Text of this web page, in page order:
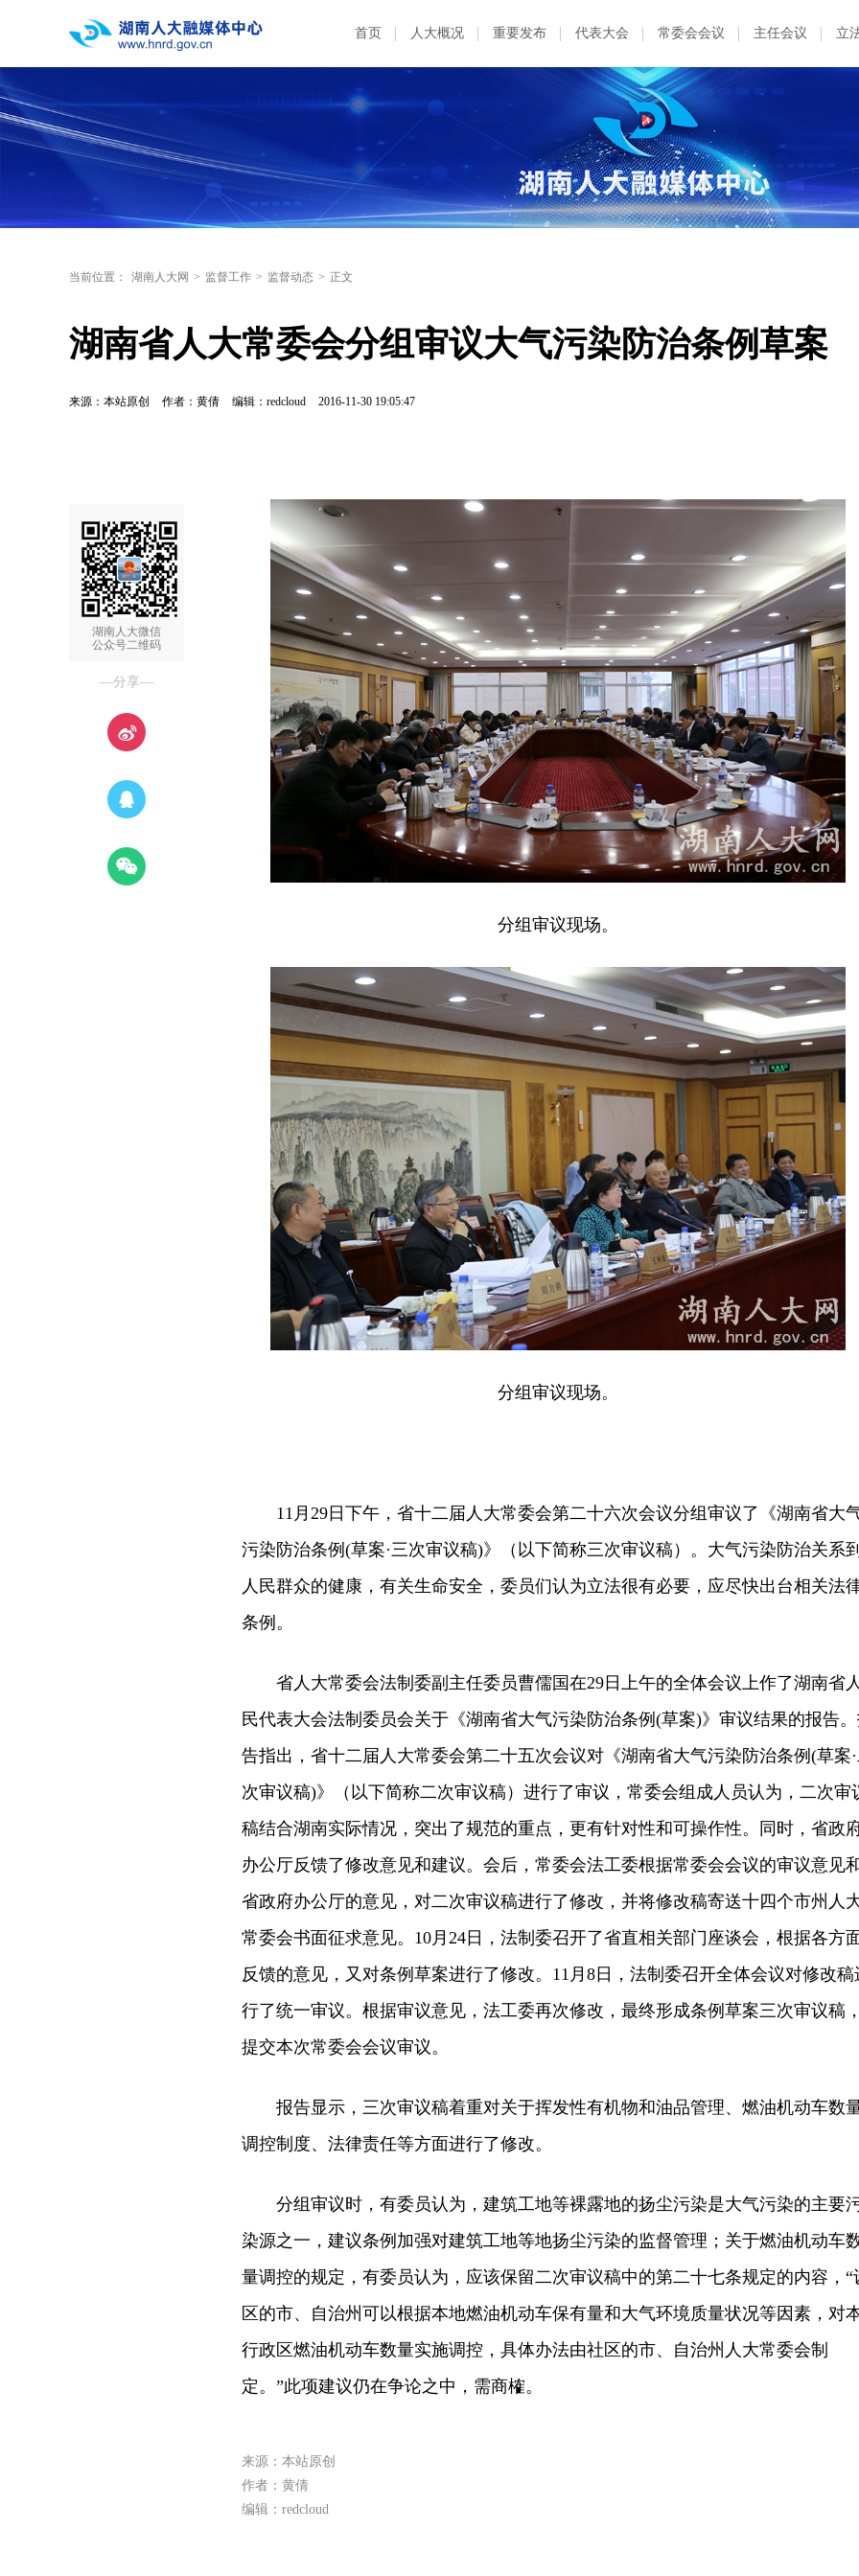
首页 人大概况 重要发布 代表大会 常委会会议 主任会议 立
当前位置： 湖南人大网 > 监督工作 > 监督动态 > 正文
湖南省人大常委会分组审议大气污染防治条例草案
来源：本站原创 作者：黄倩 编辑：redcloud 2016-11-30 19:05:47
湖南人大微信
公众号二维码
—分享—
分组审议现场。
分组审议现场。
11月29日下午，省十二届人大常委会第二十六次会议分组审议了《湖南省大
污染防治条例(草案·三次审议稿)》（以下简称三次审议稿）。大气污染防治关系到
人民群众的健康，有关生命安全，委员们认为立法很有必要，应尽快出台相关法
条例。
省人大常委会法制委副主任委员曹儒国在29日上午的全体会议上作了湖南省人
民代表大会法制委员会关于《湖南省大气污染防治条例(草案)》审议结果的报告
告指出，省十二届人大常委会第二十五次会议对《湖南省大气污染防治条例(草案
次审议稿)》（以下简称二次审议稿）进行了审议，常委会组成人员认为，二次审
稿结合湖南实际情况，突出了规范的重点，更有针对性和可操作性。同时，省政
办公厅反馈了修改意见和建议。会后，常委会法工委根据常委会会议的审议意见
省政府办公厅的意见，对二次审议稿进行了修改，并将修改稿寄送十四个市州人
常委会书面征求意见。10月24日，法制委召开了省直相关部门座谈会，根据各方
反馈的意见，又对条例草案进行了修改。11月8日，法制委召开全体会议对修改稿
行了统一审议。根据审议意见，法工委再次修改，最终形成条例草案三次审议稿，
提交本次常委会会议审议。
报告显示，三次审议稿着重对关于挥发性有机物和油品管理、燃油机动车数
调控制度、法律责任等方面进行了修改。
分组审议时，有委员认为，建筑工地等裸露地的扬尘污染是大气污染的主要
染源之一，建议条例加强对建筑工地等地扬尘污染的监督管理；关于燃油机动车
量调控的规定，有委员认为，应该保留二次审议稿中的第二十七条规定的内容，“
区的市、自治州可以根据本地燃油机动车保有量和大气环境质量状况等因素，对
行政区燃油机动车数量实施调控，具体办法由社区的市、自治州人大常委会制
定。”此项建议仍在争论之中，需商榷。
来源：本站原创
作者：黄倩
编辑：redcloud